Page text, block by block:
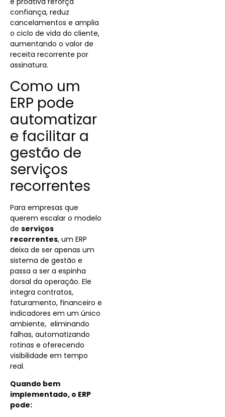
confiança, reduz
cancelamentos e amplia
o ciclo de vida do cliente,
aumentando o valor de
receita recorrente por
assinatura.
Como um
ERP pode
automatizar
e facilitar a
gestão de
serviços
recorrentes
Para empresas que
querem escalar o modelo
de serviços
recorrentes, um ERP
deixa de ser apenas um
sistema de gestão e
passa a ser a espinha
dorsal da operação. Ele
integra contratos,
faturamento, financeiro e
indicadores em um único
ambiente, eliminando
falhas, automatizando
rotinas e oferecendo
visibilidade em tempo
real.
Quando bem
implementado, o ERP
pode: